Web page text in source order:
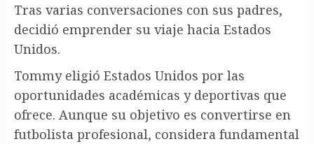
Tras varias conversaciones con sus padres,
decidió emprender su viaje hacia Estados
Unidos.
Tommy eligió Estados Unidos por las
oportunidades académicas y deportivas que
ofrece. Aunque su objetivo es convertirse en
futbolista profesional, considera fundamental